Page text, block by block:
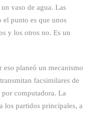
vaso de agua. Las
el punto es que unos
y los otros no. Es un
eso planeó un mecanismo
facsimilares de
por computadora. La
los partidos principales, a